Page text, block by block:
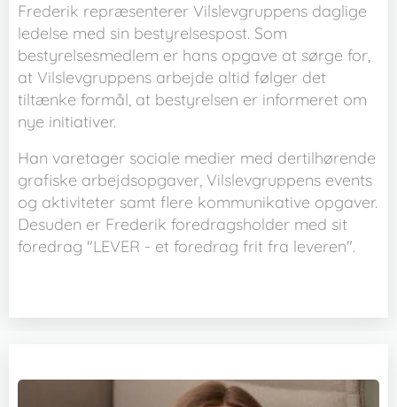
Frederik repræsenterer Vilslevgruppens daglige
ledelse med sin bestyrelsespost. Som
bestyrelsesmedlem er hans opgave at sørge for,
at Vilslevgruppens arbejde altid følger det
tiltænke formål, at bestyrelsen er informeret om
nye initiativer.
Han varetager sociale medier med dertilhørende
grafiske arbejdsopgaver, Vilslevgruppens events
og aktiviteter samt flere kommunikative opgaver.
Desuden er Frederik foredragsholder med sit
foredrag "LEVER - et foredrag frit fra leveren".